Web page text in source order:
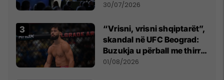
së
30/07/2026
“Vrisni, vrisni shqiptarët”,
skandal në UFC Beograd:
Buzukja u përball me thirrje
anti-shqiptare nga
01/08/2026